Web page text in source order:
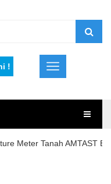
!
Meter Tanah AMTAST